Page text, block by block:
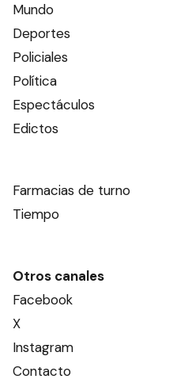
Mundo
Deportes
Policiales
Política
Espectáculos
Edictos
Farmacias de turno
Tiempo
Otros canales
Facebook
X
Instagram
Contacto